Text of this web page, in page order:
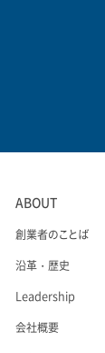
ABOUT
創業者のことば
沿革・歴史
Leadership
会社概要